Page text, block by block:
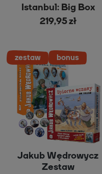
Istanbul: Big Box
219,95 zł
Jakub Wędrowycz
Zestaw